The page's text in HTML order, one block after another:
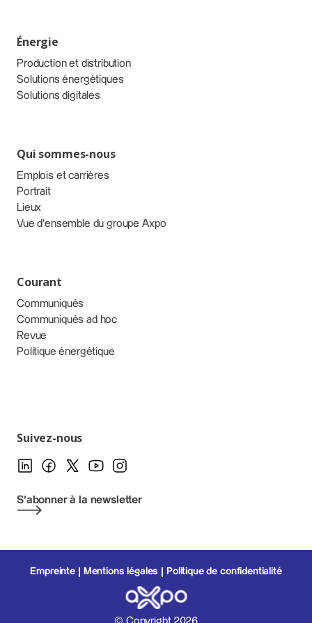
Énergie
Production et distribution
Solutions énergétiques
Solutions digitales
Qui sommes-nous
Emplois et carrières
Portrait
Lieux
Vue d’ensemble du groupe Axpo
Courant
Communiqués
Communiqués ad hoc
Revue
Politique énergétique
Suivez-nous
S'abonner à la newsletter
Empreinte Mentions légales Politique de confidentialité